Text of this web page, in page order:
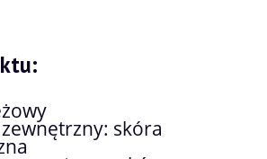
skóra